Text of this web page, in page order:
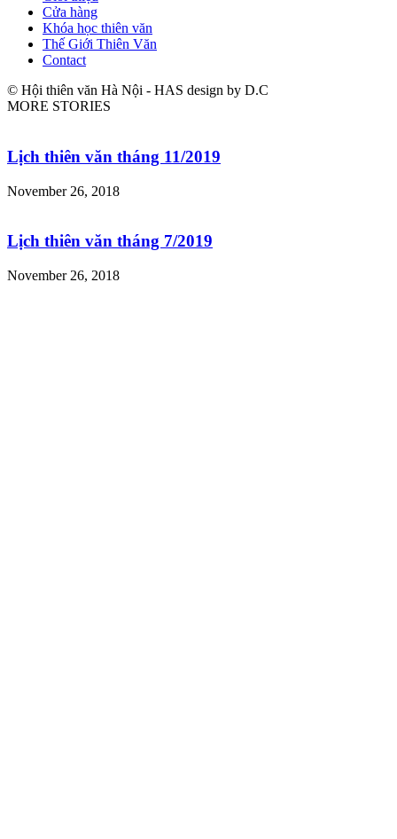
Cửa hàng
Khóa học thiên văn
Thế Giới Thiên Văn
Contact
© Hội thiên văn Hà Nội - HAS design by D.C
MORE STORIES
Lịch thiên văn tháng 11/2019
November 26, 2018
Lịch thiên văn tháng 7/2019
November 26, 2018